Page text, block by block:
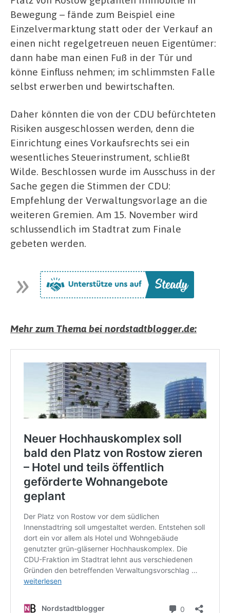
Bewegung – fände zum Beispiel eine
Einzelvermarktung statt oder der Verkauf an
einen nicht regelgetreuen neuen Eigentümer:
dann habe man einen Fuß in der Tür und
könne Einfluss nehmen; im schlimmsten Falle
selbst erwerben und bewirtschaften.
Daher könnten die von der CDU befürchteten
Risiken ausgeschlossen werden, denn die
Einrichtung eines Vorkaufsrechts sei ein
wesentliches Steuerinstrument, schließt
Wilde. Beschlossen wurde im Ausschuss in der
Sache gegen die Stimmen der CDU:
Empfehlung der Verwaltungsvorlage an die
weiteren Gremien. Am 15. November wird
schlussendlich im Stadtrat zum Finale
gebeten werden.
Mehr zum Thema bei nordstadtblogger.de: